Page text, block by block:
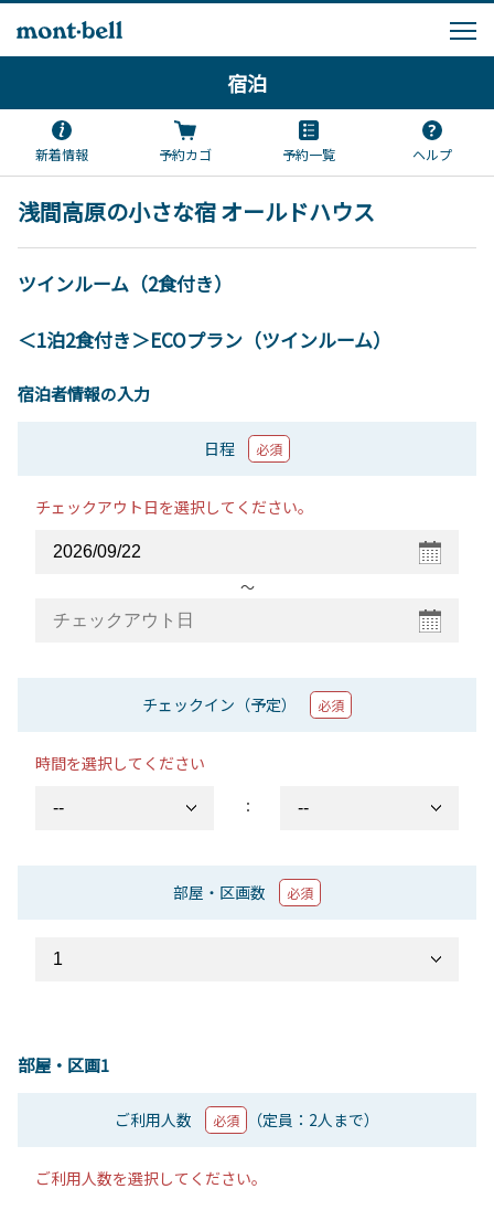
宿泊
新着情報 予約カゴ 予約一覧 ヘルプ
浅間高原の小さな宿 オールドハウス
ツインルーム（2食付き）
＜1泊2食付き＞ECOプラン（ツインルーム）
宿泊者情報の入力
日程 必須
チェックアウト日を選択してください。
〜
チェックイン（予定） 必須
時間を選択してください
：
部屋・区画数 必須
部屋・区画1
ご利用人数 必須 （定員：2人まで）
ご利用人数を選択してください。